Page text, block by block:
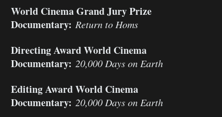
World Cinema Grand Jury Prize
Documentary: Return to Homs
Directing Award World Cinema
Documentary: 20,000 Days on Earth
Editing Award World Cinema
Documentary: 20,000 Days on Earth